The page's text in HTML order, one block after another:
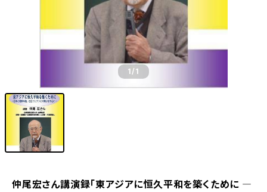
1/1
仲尾宏さん講演録「東アジアに恒久平和を築くために ―